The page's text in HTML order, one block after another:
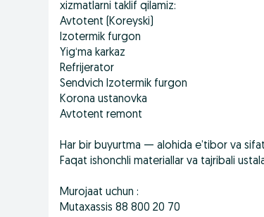
xizmatlarni taklif qilamiz:
Avtotent (Koreyski)
Izotermik furgon
Yig‘ma karkaz
Refrijerator
Sendvich Izotermik furgon
Korona ustanovka
Avtotent remont
Har bir buyurtma — alohida e’tibor va
Faqat ishonchli materiallar va tajribali
Murojaat uchun :
Mutaxassis 88 800 20 70